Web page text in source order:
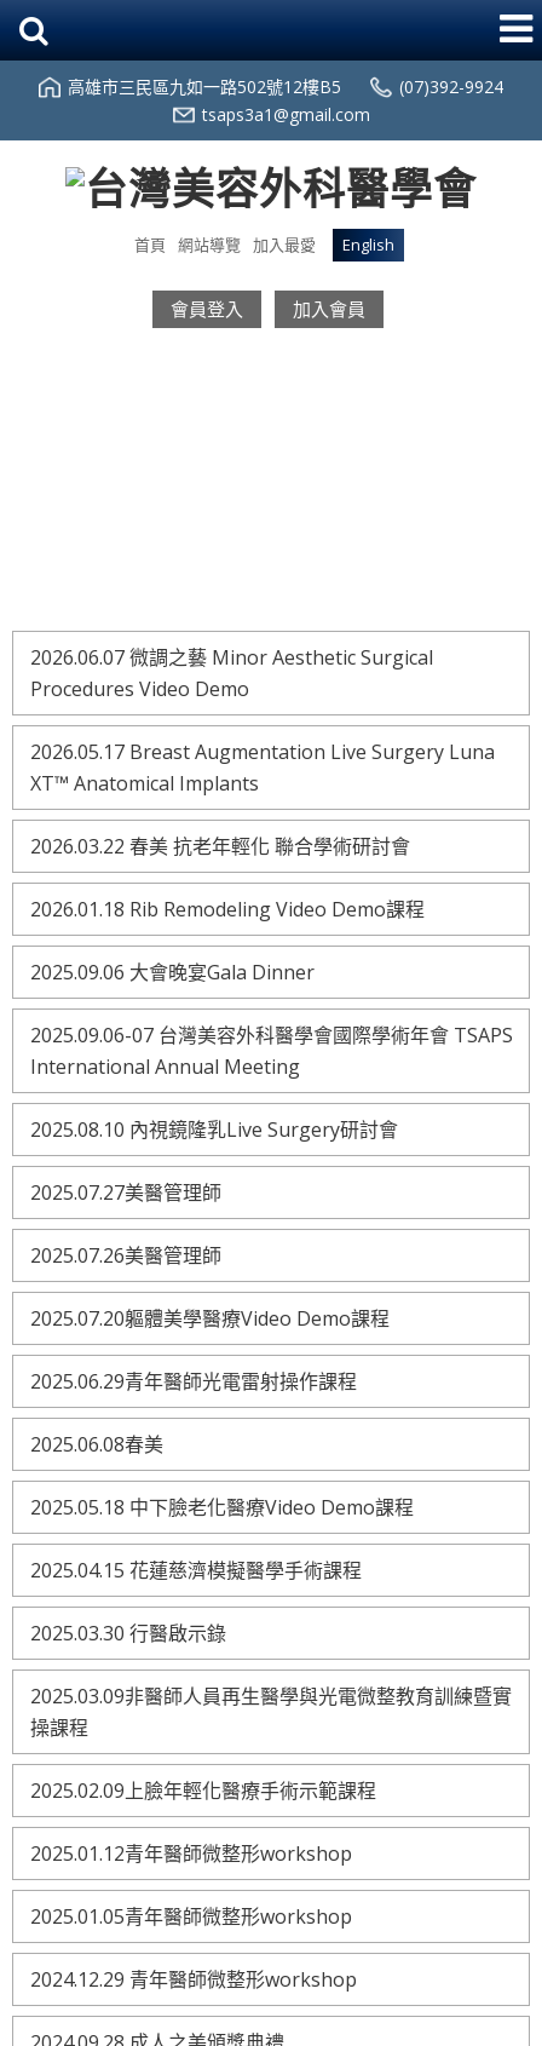
高雄市三民區九如一路502號12樓B5
(07)392-9924
tsaps3a1@gmail.com
首頁 網站導覽 加入最愛 English
會員登入 加入會員
2026.06.07 微調之藝 Minor Aesthetic Surgical
Procedures Video Demo
2026.05.17 Breast Augmentation Live Surgery Luna
XT™ Anatomical Implants
2026.03.22 春美 抗老年輕化 聯合學術研討會
2026.01.18 Rib Remodeling Video Demo課程
2025.09.06 大會晚宴Gala Dinner
2025.09.06-07 台灣美容外科醫學會國際學術年會 TSAPS
International Annual Meeting
2025.08.10 內視鏡隆乳Live Surgery研討會
2025.07.27美醫管理師
2025.07.26美醫管理師
2025.07.20軀體美學醫療Video Demo課程
2025.06.29青年醫師光電雷射操作課程
2025.06.08春美
2025.05.18 中下臉老化醫療Video Demo課程
2025.04.15 花蓮慈濟模擬醫學手術課程
2025.03.30 行醫啟示錄
2025.03.09非醫師人員再生醫學與光電微整教育訓練暨實
操課程
2025.02.09上臉年輕化醫療手術示範課程
2025.01.12青年醫師微整形workshop
2025.01.05青年醫師微整形workshop
2024.12.29 青年醫師微整形workshop